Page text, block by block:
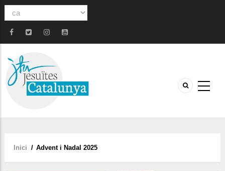
Select
language
Fil
Inici / Advent i Nadal 2025